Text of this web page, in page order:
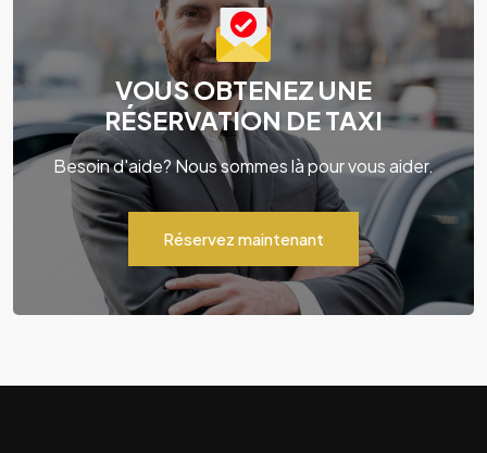
VOUS OBTENEZ UNE
RÉSERVATION DE TAXI
Besoin d'aide? Nous sommes là pour vous aider.
Réservez maintenant